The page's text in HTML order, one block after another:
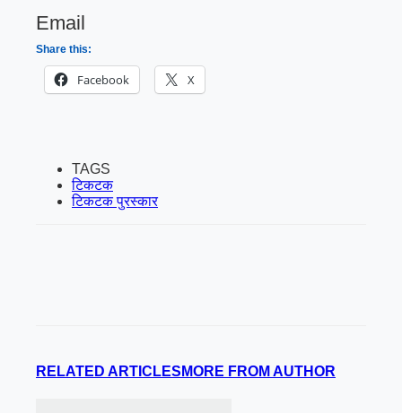
Email
Share this:
Facebook X
TAGS
टिकटक
टिकटक पुरस्कार
RELATED ARTICLES MORE FROM AUTHOR